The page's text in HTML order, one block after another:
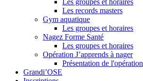
Les groupes et horaires
Les records masters
Gym aquatique
Les groupes et horaires
Nagez Forme Santé
Les groupes et horaires
Opération J’apprends à nager
Présentation de l'opération
Grandi’OSE